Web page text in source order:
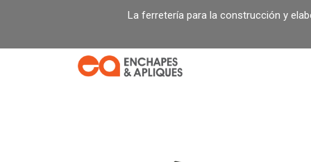
La ferretería para la construcción y